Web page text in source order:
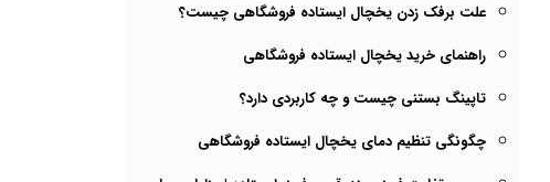
علت برفک زدن یخچال ایستاده فروشگاهی چیست؟
راهنمای خرید یخچال ایستاده فروشگاهی
تاپینگ بستنی چیست و چه کاربردی دارد؟
چگونگی تنظیم دمای یخچال ایستاده فروشگاهی